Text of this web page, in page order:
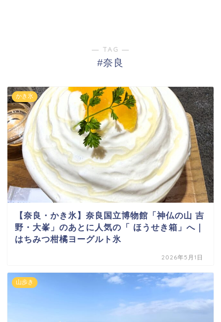
― TAG ―
#奈良
かき氷
【奈良・かき氷】奈良国立博物館「神仏の山 吉
野・大峯」のあとに人気の「 ほうせき箱」へ｜
はちみつ柑橘ヨーグルト氷
2026年5月1日
山歩き